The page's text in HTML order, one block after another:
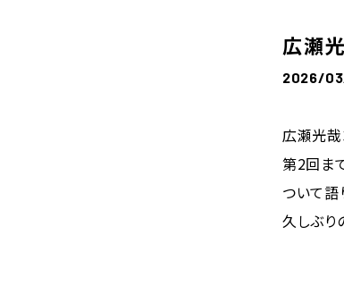
広瀬
2026/
広瀬光哉
第2回ま
ついて語
久しぶり